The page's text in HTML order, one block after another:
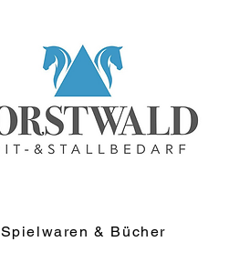
Spielwaren & Bücher